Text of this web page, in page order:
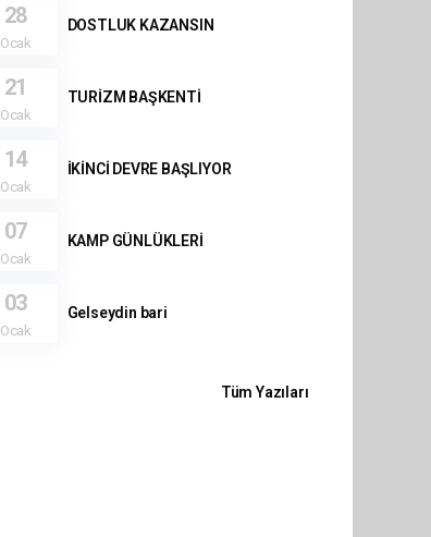
28
Ocak
DOSTLUK KAZANSIN
21
Ocak
TURİZM BAŞKENTİ
14
Ocak
İKİNCİ DEVRE BAŞLIYOR
07
Ocak
KAMP GÜNLÜKLERİ
03
Ocak
Gelseydin bari
Tüm Yazıları